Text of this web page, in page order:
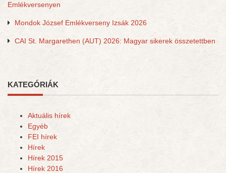
Emlékversenyen
Mondok József Emlékverseny Izsák 2026
CAI St. Margarethen (AUT) 2026: Magyar sikerek összetettben
KATEGÓRIÁK
Aktuális hírek
Egyéb
FEI hírek
Hírek
Hírek 2015
Hírek 2016